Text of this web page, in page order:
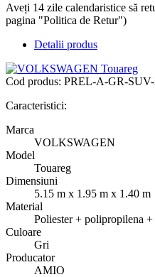
Aveți 14 zile calendaristice să
pagina "Politica de Retur")
Detalii produs
Cod produs: PREL-A-GR-
Caracteristici:
Marca
VOLKSWAGEN
Model
Touareg
Dimensiuni
5.15 m x 1.95 m x 1.40 m
Material
Poliester + polipropilena
Culoare
Gri
Producator
AMIO